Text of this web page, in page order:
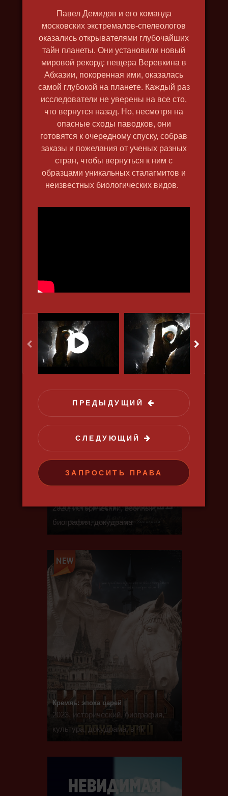
ВЕЛИКИЙ СЕВЕРНЫЙ ПУТЬ
природа, в 4k, познавательный
ОХОТНИКИ ЗА ГЛУБИНОЙ
наука, познавательный
2020, исторический, военный,
биография, докудрама
Кремль: эпоха царей
2023, исторический, биография,
культура, докудрама, в 4k
Павел Демидов и его команда
московских экстремалов-спелеологов
оказались открывателями глубочайших
тайн планеты. Они установили новый
мировой рекорд: пещера Веревкина в
Абхазии, покоренная ими, оказалась
самой глубокой на планете. Каждый раз
исследователи не уверены на все сто,
что вернутся назад. Но, несмотря на
опасные сходы паводков, они
готовятся к очередному спуску, собрав
заказы и пожелания от ученых разных
стран, чтобы вернуться к ним с
образцами уникальных сталагмитов и
неизвестных биологических видов.
ПРЕДЫДУЩИЙ
СЛЕДУЮЩИЙ
ЗАПРОСИТЬ ПРАВА